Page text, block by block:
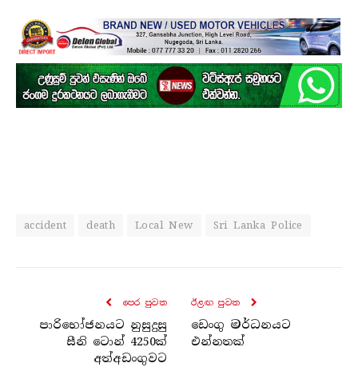
accident death Local New Sri Lanka Police
පෙර පුව​ත
පාරිභෝජනයට නුසුදුසු
සීනි ටොන් 4250ක්
අත්අඩංගුවට
ඊළඟ පුව​ත
ඩෙංගු මර්ධනයට
එන්නතක්